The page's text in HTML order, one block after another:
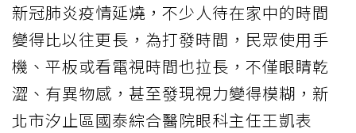
新冠肺炎疫情延燒，不少人待在家中的時間
變得比以往更長，為打發時間，民眾使用手
機、平板或看電視時間也拉長，不僅眼睛乾
澀、有異物感，甚至發現視力變得模糊，新
北市汐止區國泰綜合醫院眼科主任王凱表